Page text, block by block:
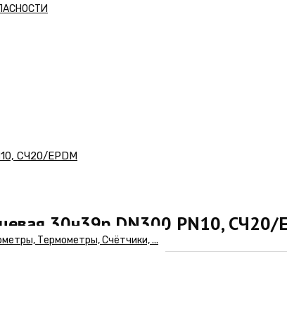
Термометры, Счётчики, ...
СЧ20/EPDM
30ч39р DN300 PN10, СЧ20/